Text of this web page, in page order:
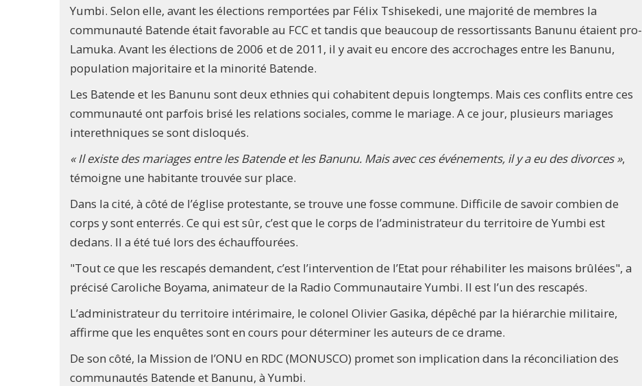
Yumbi. Selon elle, avant les élections remportées par Félix Tshisekedi, une majorité de membres la
communauté Batende était favorable au FCC et tandis que beaucoup de ressortissants Banunu étaient pro-
Lamuka. Avant les élections de 2006 et de 2011, il y avait eu encore des accrochages entre les Banunu,
population majoritaire et la minorité Batende.
Les Batende et les Banunu sont deux ethnies qui cohabitent depuis longtemps. Mais ces conflits entre ces
communauté ont parfois brisé les relations sociales, comme le mariage. A ce jour, plusieurs mariages
interethniques se sont disloqués.
« Il existe des mariages entre les Batende et les Banunu. Mais avec ces événements, il y a eu des divorces »,
témoigne une habitante trouvée sur place.
Dans la cité, à côté de l’église protestante, se trouve une fosse commune. Difficile de savoir combien de
corps y sont enterrés. Ce qui est sûr, c’est que le corps de l’administrateur du territoire de Yumbi est
dedans. Il a été tué lors des échauffourées.
"Tout ce que les rescapés demandent, c’est l’intervention de l’Etat pour réhabiliter les maisons brûlées", a
précisé Caroliche Boyama, animateur de la Radio Communautaire Yumbi. Il est l’un des rescapés.
L’administrateur du territoire intérimaire, le colonel Olivier Gasika, dépêché par la hiérarchie militaire,
affirme que les enquêtes sont en cours pour déterminer les auteurs de ce drame.
De son côté, la Mission de l’ONU en RDC (MONUSCO) promet son implication dans la réconciliation des
communautés Batende et Banunu, à Yumbi.